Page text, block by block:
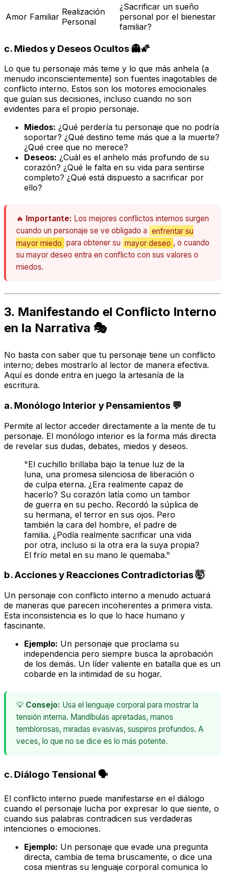
Amor Familiar Realización
Personal
¿Sacrificar un sueño
personal por el bienestar
familiar?
c. Miedos y Deseos Ocultos 👻🌠
Lo que tu personaje más teme y lo que más anhela (a
menudo inconscientemente) son fuentes inagotables de
conflicto interno. Estos son los motores emocionales
que guían sus decisiones, incluso cuando no son
evidentes para el propio personaje.
Miedos: ¿Qué perdería tu personaje que no podría
soportar? ¿Qué destino teme más que a la muerte?
¿Qué cree que no merece?
Deseos: ¿Cuál es el anhelo más profundo de su
corazón? ¿Qué le falta en su vida para sentirse
completo? ¿Qué está dispuesto a sacrificar por
ello?
🔥 Importante: Los mejores conflictos internos surgen
cuando un personaje se ve obligado a enfrentar su
mayor miedo para obtener su mayor deseo , o cuando
su mayor deseo entra en conflicto con sus valores o
miedos.
3. Manifestando el Conflicto Interno
en la Narrativa 🎭
No basta con saber que tu personaje tiene un conflicto
interno; debes mostrarlo al lector de manera efectiva.
Aquí es donde entra en juego la artesanía de la
escritura.
a. Monólogo Interior y Pensamientos 💬
Permite al lector acceder directamente a la mente de tu
personaje. El monólogo interior es la forma más directa
de revelar sus dudas, debates, miedos y deseos.
"El cuchillo brillaba bajo la tenue luz de la
luna, una promesa silenciosa de liberación o
de culpa eterna. ¿Era realmente capaz de
hacerlo? Su corazón latía como un tambor
de guerra en su pecho. Recordó la súplica de
su hermana, el terror en sus ojos. Pero
también la cara del hombre, el padre de
familia. ¿Podía realmente sacrificar una vida
por otra, incluso si la otra era la suya propia?
El frío metal en su mano le quemaba."
b.Acciones y Reacciones Contradictorias🤯
Un personaje con conflicto interno a menudo actuará
de maneras que parecen incoherentes a primera vista.
Esta inconsistencia es lo que lo hace humano y
fascinante.
Ejemplo: Un personaje que proclama su
independencia pero siempre busca la aprobación
de los demás. Un líder valiente en batalla que es un
cobarde en la intimidad de su hogar.
💡 Consejo: Usa el lenguaje corporal para mostrar la
tensión interna. Mandíbulas apretadas, manos
temblorosas, miradas evasivas, suspiros profundos. A
veces, lo que no se dice es lo más potente.
c. Diálogo Tensional 🗣️
El conflicto interno puede manifestarse en el diálogo
cuando el personaje lucha por expresar lo que siente, o
cuando sus palabras contradicen sus verdaderas
intenciones o emociones.
Ejemplo: Un personaje que evade una pregunta
directa, cambia de tema bruscamente, o dice una
cosa mientras su lenguaje corporal comunica lo